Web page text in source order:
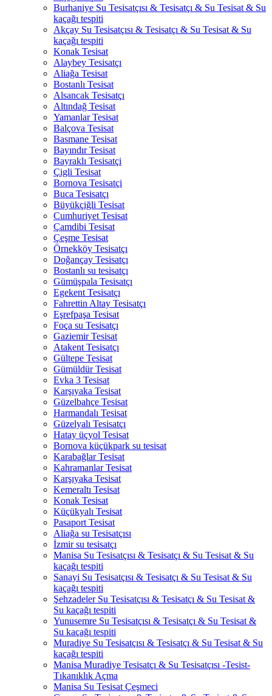
Burhaniye Su Tesisatçısı & Tesisatçı & Su Tesisat & Su
kaçağı tespiti
Akçay Su Tesisatçısı & Tesisatçı & Su Tesisat & Su
kaçağı tespiti
Konak Tesisat
Alaybey Tesisatçı
Aliağa Tesisat
Bostanlı Tesisat
Alsancak Tesisatçı
Altındağ Tesisat
Yamanlar Tesisat
Balçova Tesisat
Basmane Tesisat
Bayındır Tesisat
Bayraklı Tesisatçi
Çigli Tesisat
Bornova Tesisatçi
Buca Tesisatçı
Büyükçiğli Tesisat
Cumhuriyet Tesisat
Çamdibi Tesisat
Çeşme Tesisat
Örnekköy Tesisatçı
Doğançay Tesisatçı
Bostanlı su tesisatçı
Gümüşpala Tesisatçı
Egekent Tesisatçı
Fahrettin Altay Tesisatçı
Eşrefpaşa Tesisat
Foça su Tesisatçı
Gaziemir Tesisat
Atakent Tesisatçı
Gültepe Tesisat
Gümüldür Tesisat
Evka 3 Tesisat
Karşıyaka Tesisat
Güzelbahçe Tesisat
Harmandalı Tesisat
Güzelyalı Tesisatçı
Hatay üçyol Tesisat
Bornova küçükpark su tesisat
Karabağlar Tesisat
Kahramanlar Tesisat
Karşıyaka Tesisat
Kemeraltı Tesisat
Konak Tesisat
Küçükyalı Tesisat
Pasaport Tesisat
Aliağa su Tesisatçısı
İzmir su tesisatçı
Manisa Su Tesisatçısı & Tesisatçı & Su Tesisat & Su
kaçağı tespiti
Sanayi Su Tesisatçısı & Tesisatçı & Su Tesisat & Su
kaçağı tespiti
Şehzadeler Su Tesisatçısı & Tesisatçı & Su Tesisat &
Su kaçağı tespiti
Yunusemre Su Tesisatçısı & Tesisatçı & Su Tesisat &
Su kaçağı tespiti
Muradiye Su Tesisatçısı & Tesisatçı & Su Tesisat & Su
kaçağı tespiti
Manisa Muradiye Tesisatçı & Su Tesisatçısı -Tesist-
Tıkanıklık Açma
Manisa Su Tesisat Çeşmeci